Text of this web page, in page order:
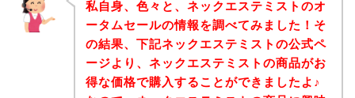
私自身、色々と、ネックエステミストのオ
ータムセールの情報を調べてみました！そ
の結果、下記ネックエステミストの公式ペ
ージより、ネックエステミストの商品がお
得な価格で購入することができましたよ♪